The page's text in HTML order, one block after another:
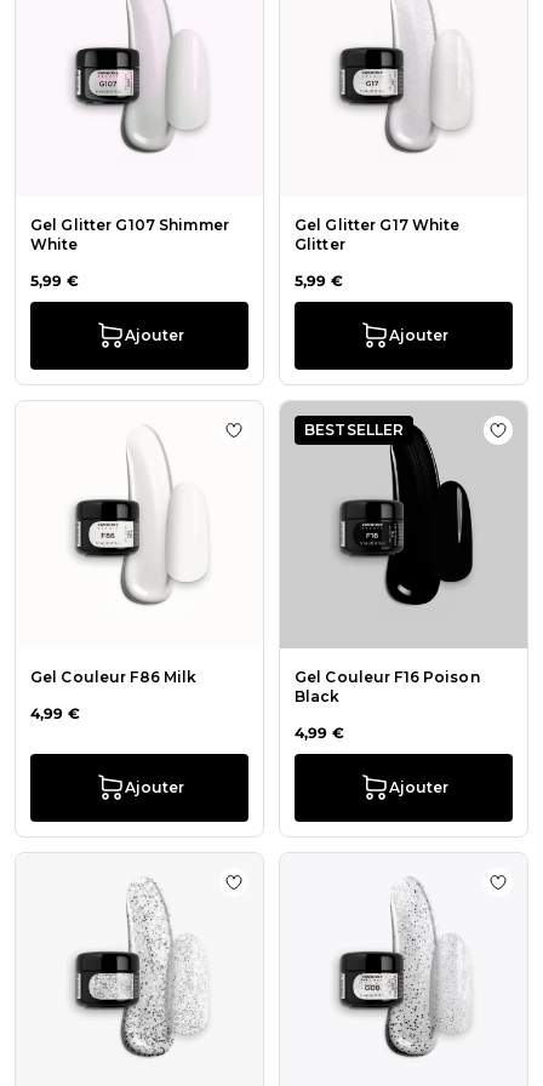
Gel Glitter G107 Shimmer
White
5,99 €
Ajouter
Gel Glitter G17 White
Glitter
5,99 €
Ajouter
Gel Couleur F86 Milk
4,99 €
Ajouter
Ajouter à la liste de souhaits Gel
BESTSELLER
Gel Couleur F16 Poison
Black
4,99 €
Ajouter
Ajouter à la liste de souhaits Gel